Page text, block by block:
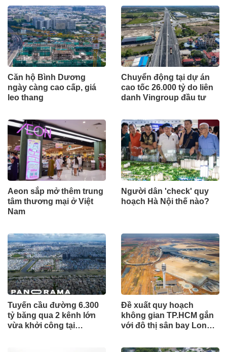
Căn hộ Bình Dương
ngày càng cao cấp, giá
leo thang
Chuyển động tại dự án
cao tốc 26.000 tỷ do liên
danh Vingroup đầu tư
Aeon sắp mở thêm trung
tâm thương mại ở Việt
Nam
Người dân 'check' quy
hoạch Hà Nội thế nào?
Tuyến cầu đường 6.300
tỷ băng qua 2 kênh lớn
vừa khởi công tại
Đề xuất quy hoạch
không gian TP.HCM gắn
với đô thị sân bay Long